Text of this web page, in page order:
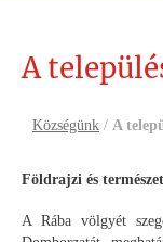
A
Községünk / A
Földrajzi és
A Rába völgyét